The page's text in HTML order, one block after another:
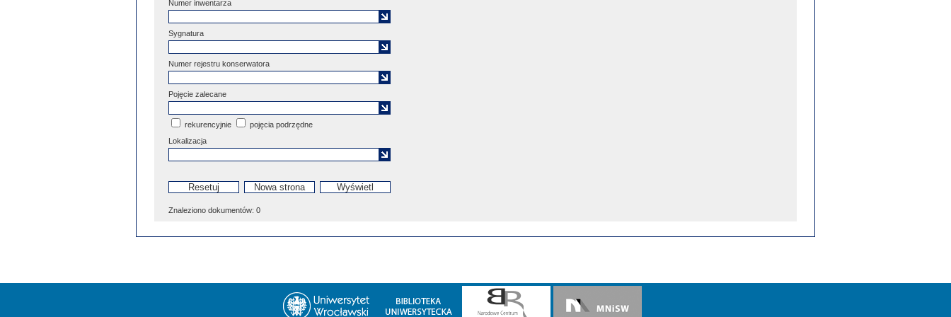
Numer inwentarza
Sygnatura
Numer rejestru konserwatora
Pojęcie zalecane
rekurencyjnie
pojęcia podrzędne
Lokalizacja
Znaleziono dokumentów: 0